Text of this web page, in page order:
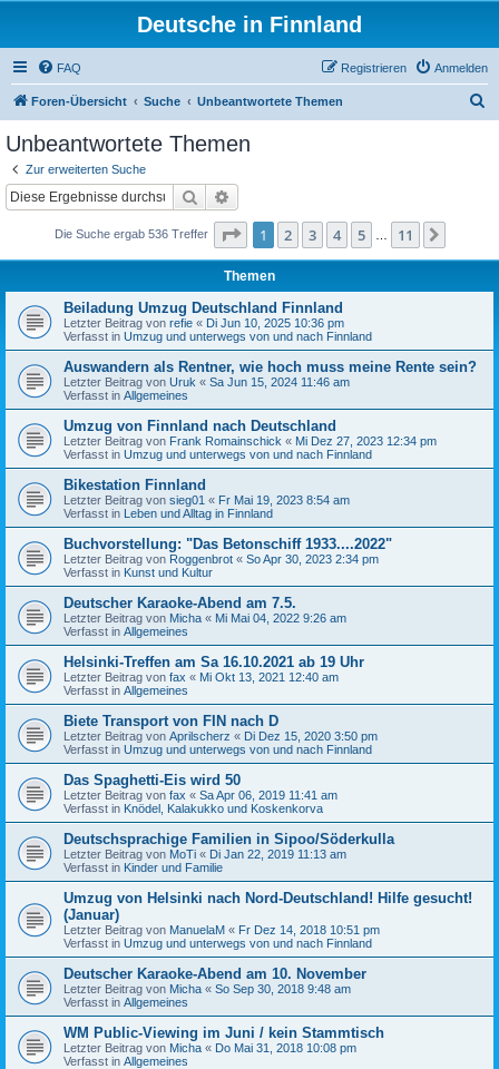
Deutsche in Finnland
FAQ Anmelden
Registrieren
Foren-Übersicht Suche Unbeantwortete Themen
Unbeantwortete Themen
Zur erweiterten Suche
Suche
Die Suche ergab 536 Treffer Seite 1von 11
1 2 3 4 5 11
Themen
Beiladung Umzug Deutschland Finnland
Letzter Beitrag von refie « Di Jun 10, 2025 10:36 pm
Verfasst in Umzug und unterwegs von und nach Finnland
Auswandern als Rentner, wie hoch muss meine Rente sein?
Letzter Beitrag von Uruk « Sa Jun 15, 2024 11:46 am
Verfasst in Allgemeines
Umzug von Finnland nach Deutschland
Letzter Beitrag von Frank Romainschick « Mi Dez 27, 2023 12:34 pm
Verfasst in Umzug und unterwegs von und nach Finnland
Bikestation Finnland
Letzter Beitrag von sieg01 « Fr Mai 19, 2023 8:54 am
Verfasst in Leben und Alltag in Finnland
Buchvorstellung: "Das Betonschiff 1933....2022"
Letzter Beitrag von Roggenbrot « So Apr 30, 2023 2:34 pm
Verfasst in Kunst und Kultur
Deutscher Karaoke-Abend am 7.5.
Letzter Beitrag von Micha « Mi Mai 04, 2022 9:26 am
Verfasst in Allgemeines
Helsinki-Treffen am Sa 16.10.2021 ab 19 Uhr
Letzter Beitrag von fax « Mi Okt 13, 2021 12:40 am
Verfasst in Allgemeines
Biete Transport von FIN nach D
Letzter Beitrag von Aprilscherz « Di Dez 15, 2020 3:50 pm
Verfasst in Umzug und unterwegs von und nach Finnland
Das Spaghetti-Eis wird 50
Letzter Beitrag von fax « Sa Apr 06, 2019 11:41 am
Verfasst in Knödel, Kalakukko und Koskenkorva
Deutschsprachige Familien in Sipoo/Söderkulla
Letzter Beitrag von MoTi « Di Jan 22, 2019 11:13 am
Verfasst in Kinder und Familie
Umzug von Helsinki nach Nord-Deutschland! Hilfe gesucht!
(Januar)
Letzter Beitrag von ManuelaM « Fr Dez 14, 2018 10:51 pm
Verfasst in Umzug und unterwegs von und nach Finnland
Deutscher Karaoke-Abend am 10. November
Letzter Beitrag von Micha « So Sep 30, 2018 9:48 am
Verfasst in Allgemeines
WM Public-Viewing im Juni / kein Stammtisch
Letzter Beitrag von Micha « Do Mai 31, 2018 10:08 pm
Verfasst in Allgemeines